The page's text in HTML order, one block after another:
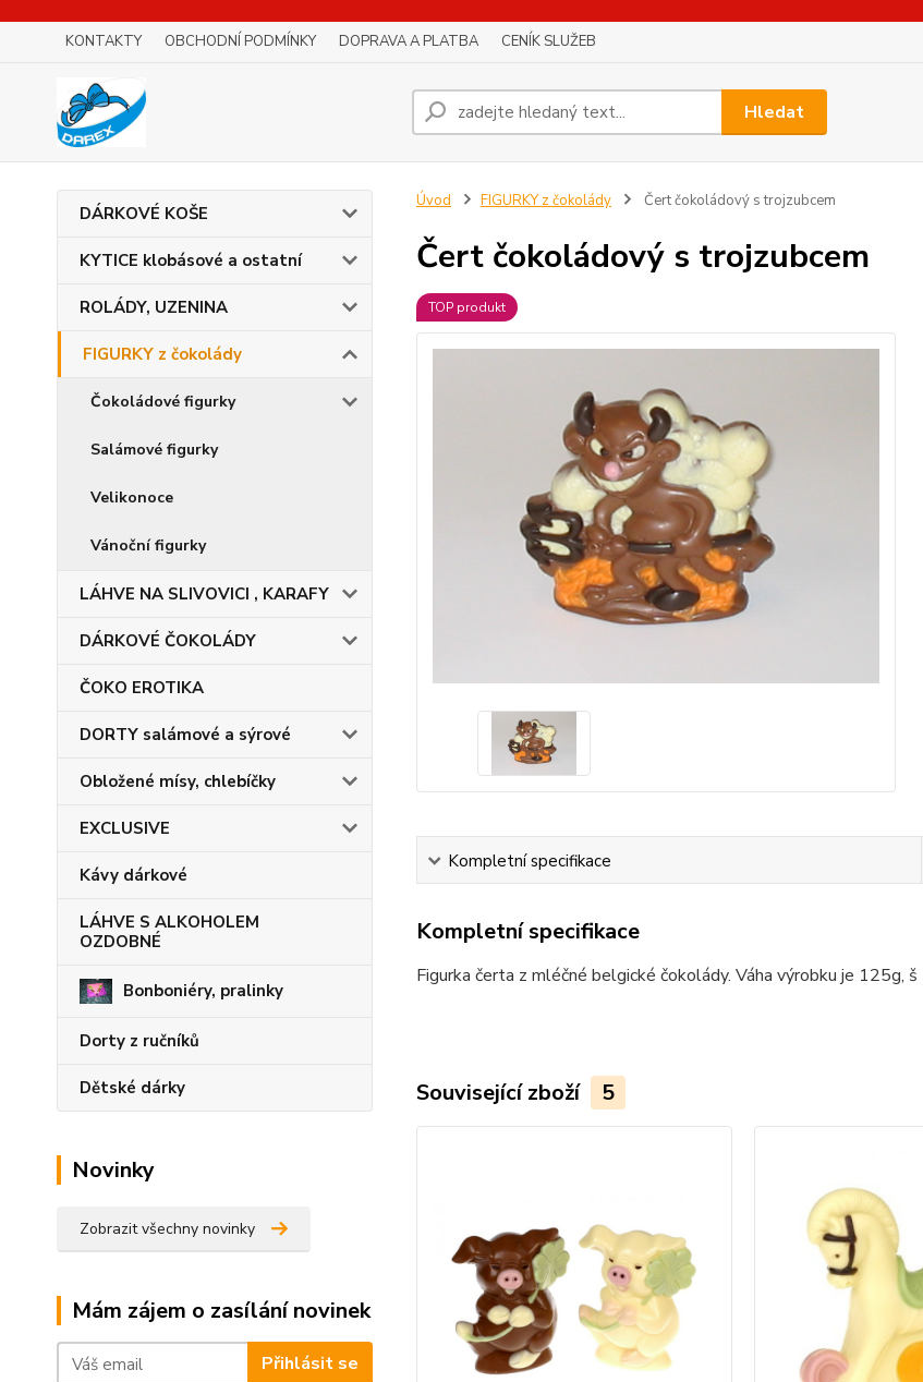
KONTAKTY OBCHODNÍ PODMÍNKY DOPRAVA A PLATBA CENÍK SLUŽEB
Hledat
DÁRKOVÉ KOŠE
KYTICE klobásové a ostatní
ROLÁDY, UZENINA
FIGURKY z čokolády
Čokoládové figurky
Salámové figurky
Velikonoce
Vánoční figurky
LÁHVE NA SLIVOVICI , KARAFY
DÁRKOVÉ ČOKOLÁDY
ČOKO EROTIKA
DORTY salámové a sýrové
Obložené mísy, chlebíčky
EXCLUSIVE
Kávy dárkové
LÁHVE S ALKOHOLEM
OZDOBNÉ
Bonboniéry, pralinky
Dorty z ručníků
Dětské dárky
Novinky
Zobrazit všechny novinky
Mám zájem o zasílání novinek
Přihlásit se
Úvod FIGURKY z čokolády Čert čokoládový s trojzubcem
Čert čokoládový s trojzubcem
TOP produkt
Kompletní specifikace
Kompletní specifikace
Figurka čerta z mléčné belgické čokolády. Váha výrobku je 125g,
Související zboží 5